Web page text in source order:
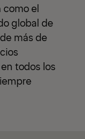
como el
global de
más de
todos los